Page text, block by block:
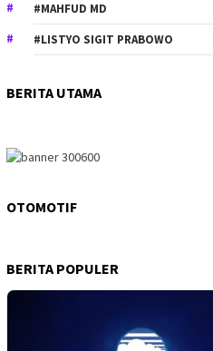
#MAHFUD MD
#LISTYO SIGIT PRABOWO
BERITA UTAMA
OTOMOTIF
BERITA POPULER